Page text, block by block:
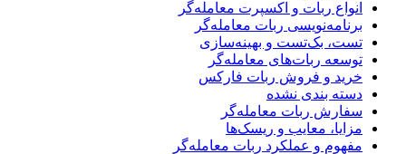
انواع ربات و اکسپرت معامله‌گر
برنامه‌نویسی ربات معامله‌گر
تست، بک‌تست و بهینه‌سازی
توسعه ربات‌های معامله‌گر
خرید و فروش ربات فارکس
دسته بندی نشده
سفارش ربات معامله‌گر
مزایا، معایب و ریسک‌ها
مفهوم و عملکرد ربات معامله‌گر